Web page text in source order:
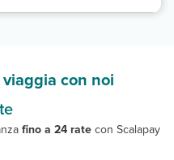
con noi
fino a 24 ratecon Scalapay